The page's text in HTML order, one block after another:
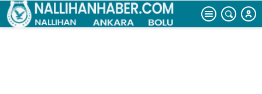
erkek cesedi
bulundu